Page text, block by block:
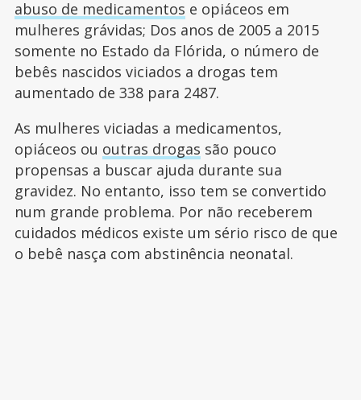
abuso de medicamentos e opiáceos em
mulheres grávidas; Dos anos de 2005 a 2015
somente no Estado da Flórida, o número de
bebês nascidos viciados a drogas tem
aumentado de 338 para 2487.
As mulheres viciadas a medicamentos,
opiáceos ou outras drogas são pouco
propensas a buscar ajuda durante sua
gravidez. No entanto, isso tem se convertido
num grande problema. Por não receberem
cuidados médicos existe um sério risco de que
o bebê nasça com abstinência neonatal.